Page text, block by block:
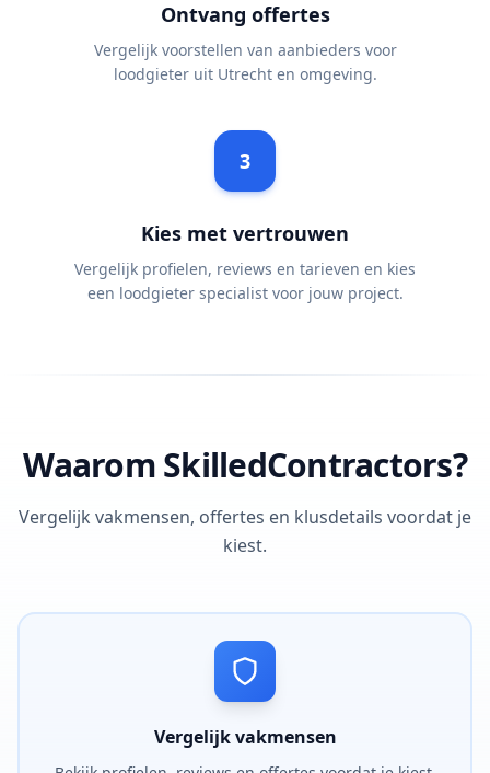
Ontvang offertes
Vergelijk voorstellen van aanbieders voor
loodgieter uit Utrecht en omgeving.
3
Kies met vertrouwen
Vergelijk profielen, reviews en tarieven en kies
een loodgieter specialist voor jouw project.
Waarom SkilledContractors?
Vergelijk vakmensen, offertes en klusdetails voordat je
kiest.
Vergelijk vakmensen